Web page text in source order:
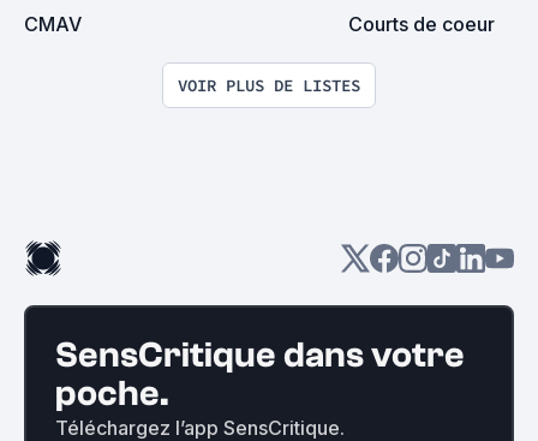
CMAV Courts de coeur
VOIR PLUS DE LISTES
SensCritique dans votre
poche.
Téléchargez l’app SensCritique.